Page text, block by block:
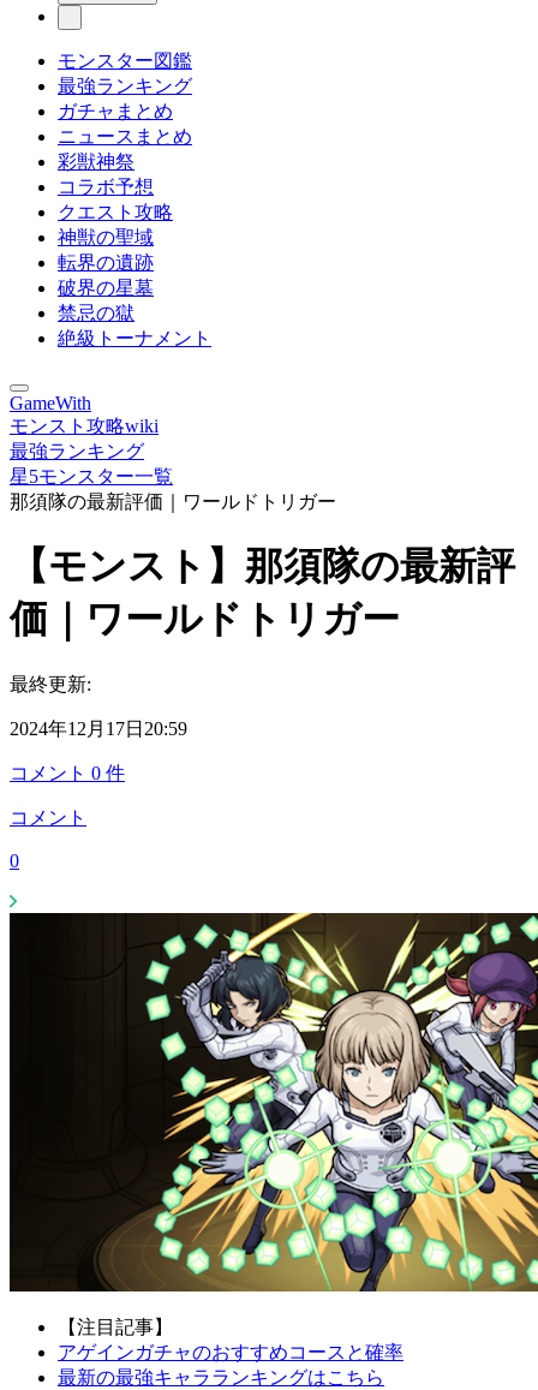
モンスター図鑑
最強ランキング
ガチャまとめ
ニュースまとめ
彩獣神祭
コラボ予想
クエスト攻略
神獣の聖域
転界の遺跡
破界の星墓
禁忌の獄
絶級トーナメント
GameWith
モンスト攻略wiki
最強ランキング
星5モンスター一覧
那須隊の最新評価｜ワールドトリガー
【モンスト】那須隊の最新評
価｜ワールドトリガー
最終更新:
2024年12月17日20:59
コメント 0 件
コメント
0
【注目記事】
アゲインガチャのおすすめコースと確率
最新の最強キャラランキングはこちら